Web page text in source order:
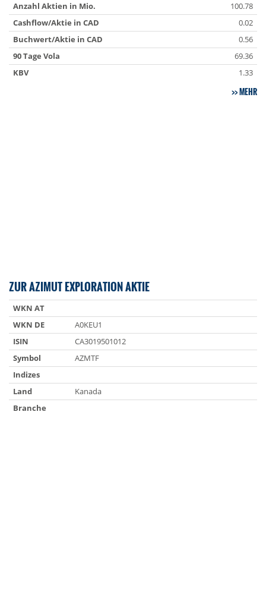
Anzahl Aktien in Mio.
100.78
Cashflow/Aktie in CAD
0.02
Buchwert/Aktie in CAD
0.56
90 Tage Vola
69.36
KBV
1.33
MEHR
ZUR AZIMUT EXPLORATION AKTIE
WKN AT
WKN DE
A0KEU1
ISIN
CA3019501012
Symbol
AZMTF
Indizes
Land
Kanada
Branche